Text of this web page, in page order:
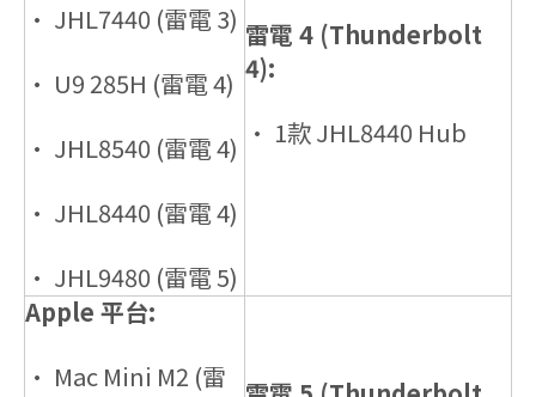
• JHL7440 (雷電 3)
• U9 285H (雷電 4)
• JHL8540 (雷電 4)
• JHL8440 (雷電 4)
• JHL9480 (雷電 5)
雷電 4 (Thunderbolt
4):
• 1款 JHL8440 Hub
Apple 平台:
• Mac Mini M2 (雷